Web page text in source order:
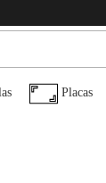
Placas